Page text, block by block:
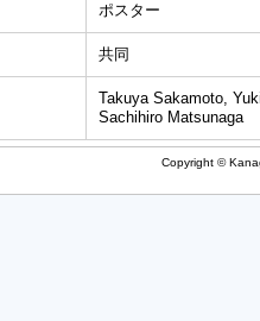
ポスター
共同
Takuya Sakamoto,
Sachihiro Matsunaga
Copyright ©